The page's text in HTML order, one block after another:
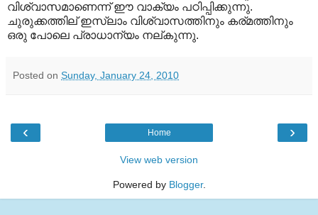
വിശ്വാസമാണെന്ന് ഈ വാക്യം പഠിപ്പിക്കുന്നു.
ചുരുക്കത്തില് ഇസ്ലാം വിശ്വാസത്തിനും കര്മത്തിനും
ഒരു പോലെ പ്രാധാന്യം നല്കുന്നു.
Posted on Sunday, January 24, 2010
‹ ›
Home
View web version
Powered by Blogger.